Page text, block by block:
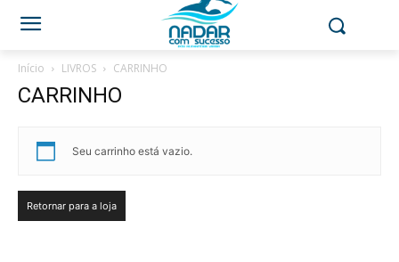
Início LIVROS CARRINHO
CARRINHO
Seu carrinho está vazio.
Retornar para a loja